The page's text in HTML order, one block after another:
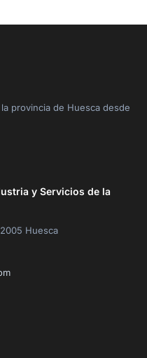
provincia de Huesca desde
y Servicios de la
Huesca